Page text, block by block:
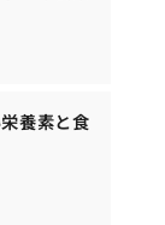
養素と食